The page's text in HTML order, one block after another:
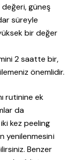
değeri, güneş
süreyle
bir değer
2 saatte bir,
önemlidir.
rutinine ek
da
kez peeling
yenilenmesini
Benzer